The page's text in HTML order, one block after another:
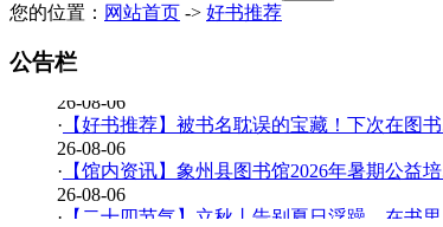
您的位置： 网站首页 -> 好书推荐
公告栏
春雨润乡土，书香伴童行——象州县文化广电..
26-08-06
·【少儿多媒体图书馆】背了八百遍《出师表》..
26-08-06
· 【好书推荐】被书名耽误的宝藏！下次在图书..
26-08-06
· 【馆内资讯】象州县图书馆2026年暑期公益培..
26-08-06
· 【二十四节气】立秋丨告别夏日浮躁，在书里..